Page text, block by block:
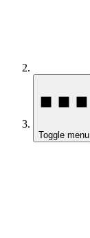
Toggle menu